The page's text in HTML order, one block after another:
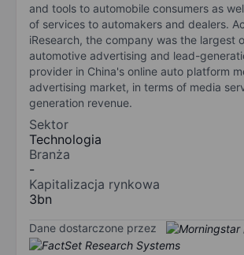
and tools to automobile consumers as
of services to automakers and dealers.
iResearch, the company was the largest
automotive advertising and lead-
provider in China's online auto platform
advertising market, in terms of media
generation revenue.
Sektor
Technologia
Branża
-
Kapitalizacja rynkowa
3bn
Dane dostarczone przez